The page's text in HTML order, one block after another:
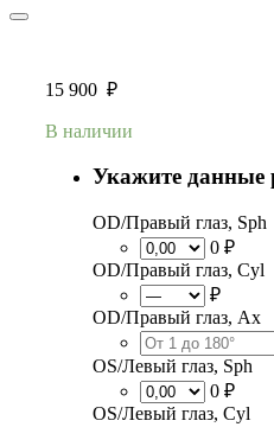
15 900 ₽
В наличии
Укажите данные
OD/Правый глаз, Sph
0 ₽
OD/Правый глаз, Cyl
₽
OD/Правый глаз, Ax
OS/Левый глаз, Sph
0 ₽
OS/Левый глаз, Cyl